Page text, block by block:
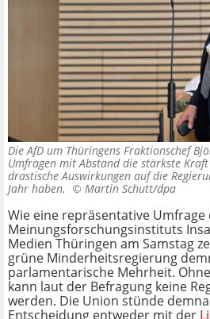
Die AfD um Thüringens Fraktionschef
Umfragen mit Abstand die stärkste
drastische Auswirkungen auf die
Jahr haben. © Martin Schutt/dpa
Wie eine repräsentative
Meinungsforschungsinstituts
Medien Thüringen am Samstag
grüne Minderheitsregierung
parlamentarische Mehrheit.
kann laut der Befragung keine
werden. Die Union stünde
Entscheidung entweder mit der